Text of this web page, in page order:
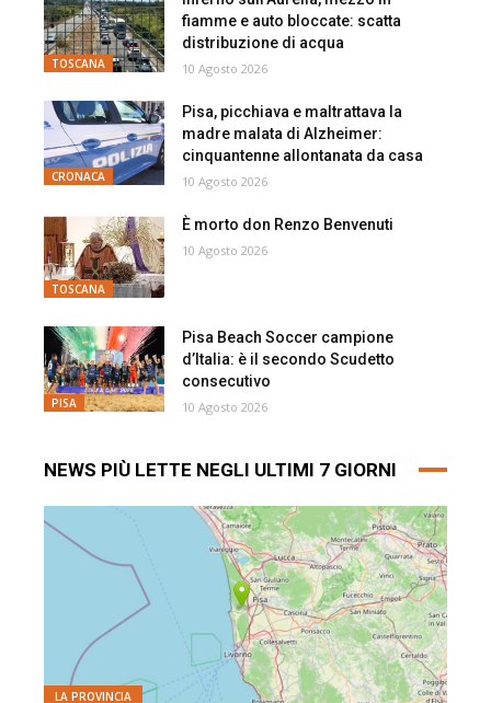
TOSCANA
fiamme e auto bloccate: scatta
distribuzione di acqua
10 Agosto 2026
CRONACA
Pisa, picchiava e maltrattava la
madre malata di Alzheimer:
cinquantenne allontanata da casa
10 Agosto 2026
TOSCANA
È morto don Renzo Benvenuti
10 Agosto 2026
PISA
Pisa Beach Soccer campione
d’Italia: è il secondo Scudetto
consecutivo
10 Agosto 2026
NEWS PIÙ LETTE NEGLI ULTIMI 7 GIORNI
LA PROVINCIA